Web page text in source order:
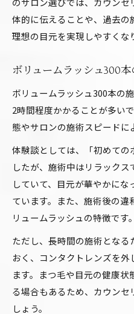
体的に伝えることや、過去の
理想の目元を実現しやすくな
ボリュームラッシュ300
ボリュームラッシュ300本の
2時間程度かかることが多い
態やサロンの施術スピードに
体験談としては、「初めての
したが、施術中はリラック
していて、目元が華やかに
ています。また、施術後の
リュームラッシュの特徴です。
ただし、長時間の施術とな
おく、コンタクトレンズを
ます。まつ毛や目元の健康
る場合もあるため、カウン
しょう。